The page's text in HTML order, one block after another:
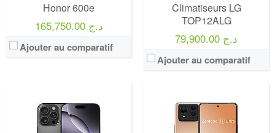
Honor 600e
165,750.00 د.ج
Ajouter au comparatif
Climatiseurs LG
TOP12ALG
79,900.00 د.ج
Ajouter au comparatif